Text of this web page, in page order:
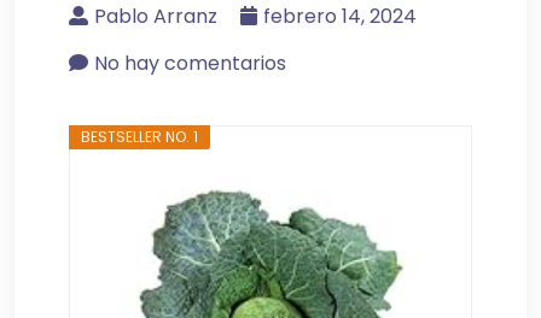
Pablo Arranz
febrero 14, 2024
No hay comentarios
BESTSELLER NO. 1